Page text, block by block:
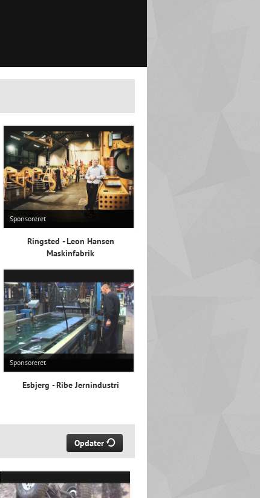
Sponsoreret
Ringsted - Leon Hansen
Maskinfabrik
Sponsoreret
Esbjerg - Ribe Jernindustri
Opdater